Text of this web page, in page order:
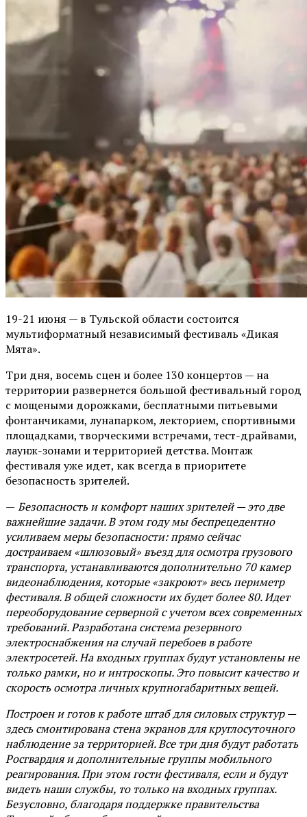
19-21 июня — в Тульской области состоится
мультиформатный независимый фестиваль «Дикая
Мята».
Три дня, восемь сцен и более 130 концертов — на
территории развернется большой фестивальный город
с мощеными дорожками, бесплатными питьевыми
фонтанчиками, лунапарком, лекторием, спортивными
площадками, творческими встречами, тест-драйвами,
лаунж-зонами и территорией детства. Монтаж
фестиваля уже идет, как всегда в приоритете
безопасность зрителей.
— Безопасность и комфорт наших зрителей — это две
важнейшие задачи. В этом году мы беспрецедентно
усиливаем меры безопасности: прямо сейчас
достраиваем «шлюзовый» въезд для осмотра грузового
транспорта, устанавливаются дополнительно 70 камер
видеонаблюдения, которые «закроют» весь периметр
фестиваля. В общей сложности их будет более 80. Идет
переоборудование серверной с учетом всех современных
требований. Разработана система резервного
электроснабжения на случай перебоев в работе
электросетей. На входных группах будут установлены не
только рамки, но и интроскопы. Это повысит качество и
скорость осмотра личных крупногабаритных вещей.
Построен и готов к работе штаб для силовых структур —
здесь смонтирована стена экранов для круглосуточного
наблюдение за территорией. Все три дня будут работать
Росгвардия и дополнительные группы мобильного
реагирования. При этом гости фестиваля, если и будут
видеть наши службы, то только на входных группах.
Безусловно, благодаря поддержке правительства